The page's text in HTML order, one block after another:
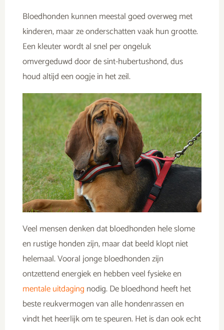
Bloedhonden kunnen meestal goed overweg met
kinderen, maar ze onderschatten vaak hun grootte.
Een kleuter wordt al snel per ongeluk
omvergeduwd door de sint-hubertushond, dus
houd altijd een oogje in het zeil.
Veel mensen denken dat bloedhonden hele slome
en rustige honden zijn, maar dat beeld klopt niet
helemaal. Vooral jonge bloedhonden zijn
ontzettend energiek en hebben veel fysieke en
mentale uitdaging nodig. De bloedhond heeft het
beste reukvermogen van alle hondenrassen en
vindt het heerlijk om te speuren. Het is dan ook echt